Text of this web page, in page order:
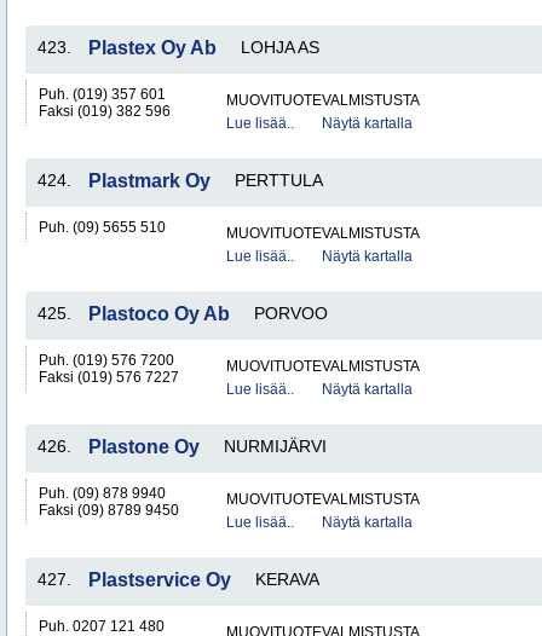
423. Plastex Oy Ab LOHJA AS
Puh. (019) 357 601
Faksi (019) 382 596
MUOVITUOTEVALMISTUSTA
Lue lisää..
Näytä kartalla
424. Plastmark Oy PERTTULA
Puh. (09) 5655 510
MUOVITUOTEVALMISTUSTA
Lue lisää..
Näytä kartalla
425. Plastoco Oy Ab PORVOO
Puh. (019) 576 7200
Faksi (019) 576 7227
MUOVITUOTEVALMISTUSTA
Lue lisää..
Näytä kartalla
426. Plastone Oy NURMIJÄRVI
Puh. (09) 878 9940
Faksi (09) 8789 9450
MUOVITUOTEVALMISTUSTA
Lue lisää..
Näytä kartalla
427. Plastservice Oy KERAVA
Puh. 0207 121 480
MUOVITUOTEVALMISTUSTA